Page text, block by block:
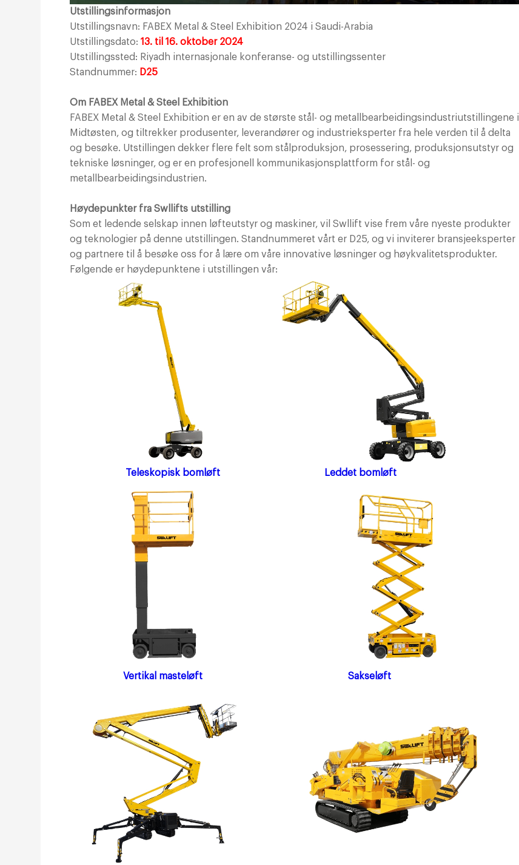
Utstillingsinformasjon
Utstillingsnavn: FABEX Metal & Steel Exhibition 2024 i Saudi-Arabia
Utstillingsdato:13. til 16. oktober 2024
Utstillingssted: Riyadh internasjonale konferanse- og utstillingssenter
Standnummer: D25
Om FABEX Metal & Steel Exhibition
FABEX Metal & Steel Exhibition er en av de største stål- og metallbearbeidingsindustriutstillingene i
Midtøsten, og tiltrekker produsenter, leverandører og industrieksperter fra hele verden til å delta
og besøke. Utstillingen dekker flere felt som stålproduksjon, prosessering, produksjonsutstyr og
tekniske løsninger, og er en profesjonell kommunikasjonsplattform for stål- og
metallbearbeidingsindustrien.
Høydepunkter fra Swllifts utstilling
Som et ledende selskap innen løfteutstyr og maskiner, vil Swllift vise frem våre nyeste produkter
og teknologier på denne utstillingen. Standnummeret vårt er D25, og vi inviterer bransjeeksperter
og partnere til å besøke oss for å lære om våre innovative løsninger og høykvalitetsprodukter.
Følgende er høydepunktene i utstillingen vår:
Teleskopisk bomløft Leddet bomløft
Vertikal masteløft Sakseløft